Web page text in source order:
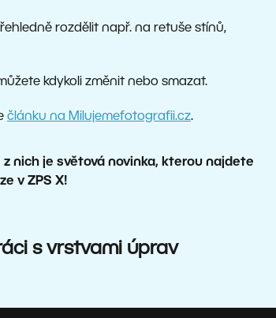
rozdělit např. na retuše stínů,
kdykoli změnit nebo smazat.
článku na Milujemefotografii.cz.
nich je světová novinka, kterou najdete
v ZPS X!
s vrstvami úprav